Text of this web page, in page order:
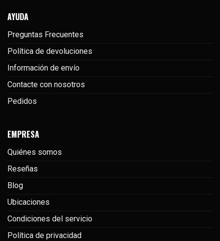
AYUDA
Preguntas Frecuentes
Política de devoluciones
Información de envío
Contacte con nosotros
Pedidos
EMPRESA
Quiénes somos
Reseñas
Blog
Ubicaciones
Condiciones del servicio
Política de privacidad